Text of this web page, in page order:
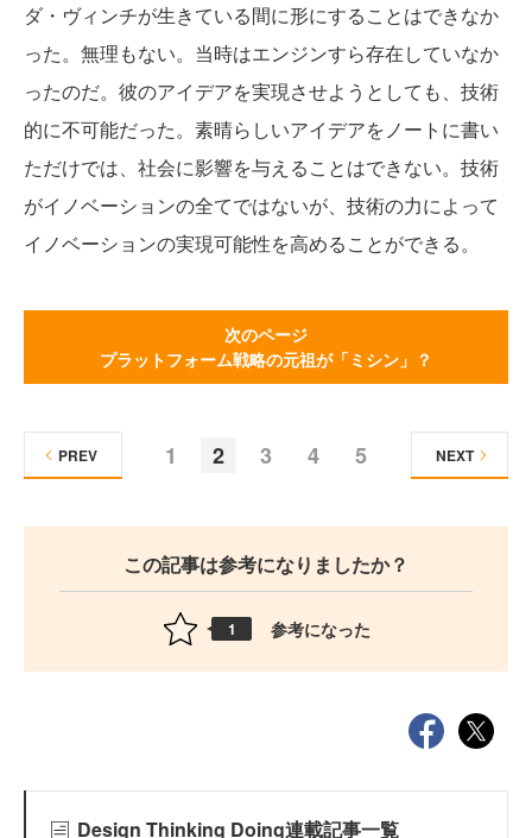
ダ・ヴィンチが生きている間に形にすることはできなか
った。無理もない。当時はエンジンすら存在していなか
ったのだ。彼のアイデアを実現させようとしても、技術
的に不可能だった。素晴らしいアイデアをノートに書い
ただけでは、社会に影響を与えることはできない。技術
がイノベーションの全てではないが、技術の力によって
イノベーションの実現可能性を高めることができる。
次のページ
プラットフォーム戦略の元祖が「ミシン」？
1 2 3 4 5
PREV NEXT
この記事は参考になりましたか？
1 参考になった
Design Thinking Doing連載記事一覧